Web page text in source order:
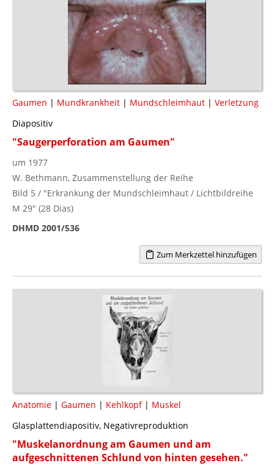
Gaumen | Mundkrankheit | Mundschleimhaut | Verletzung
Diapositiv
"Saugerperforation am Gaumen"
um 1977
W. Bethmann, Zusammenstellung der Reihe
Bild 5 / "Erkrankung der Mundschleimhaut / Lichtbildreihe
M 29" (28 Dias)
DHMD 2001/536
Zum Merkzettel hinzufügen
Anatomie | Gaumen | Kehlkopf| Muskel
Glasplattendiapositiv, Negativreproduktion
"Muskelanordnung am Gaumen und am
aufgeschnittenen Schlund von hinten gesehen."